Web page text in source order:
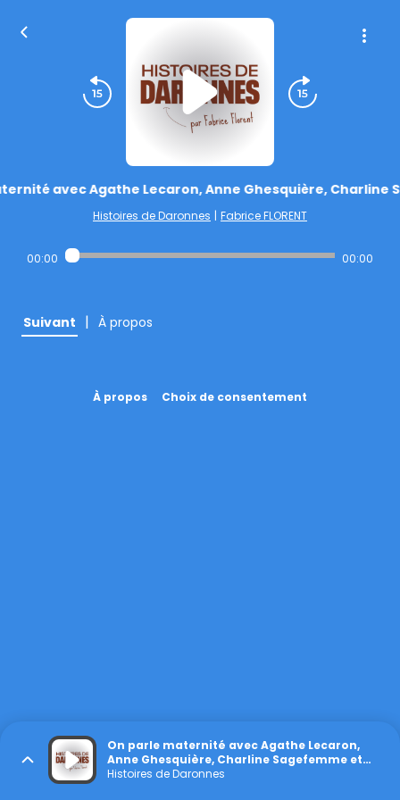
avec Agathe Lecaron, Anne Ghesquière, Charline
Histoires de Daronnes | Fabrice FLORENT
00:00 00:00
Suivant | À propos
À propos Choix de consentement
On parle maternité avec Agathe Lecaron,
Anne Ghesquière, Charline Sagefemme et
Juliette Katz (avec Philips Avent)
Histoires de Daronnes